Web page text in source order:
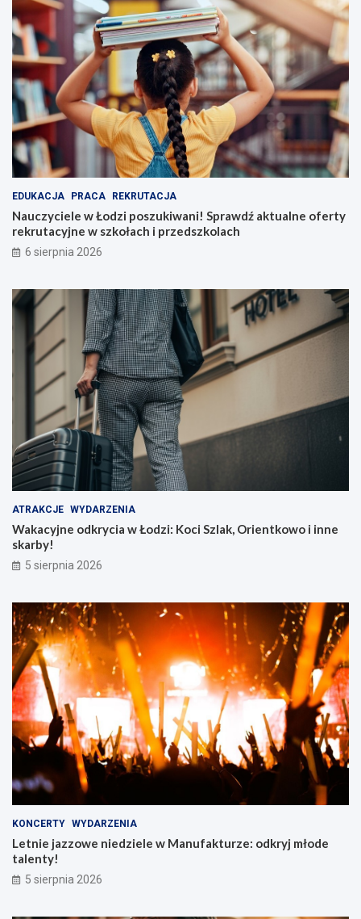
EDUKACJA PRACA REKRUTACJA
Nauczyciele w Łodzi poszukiwani! Sprawdź aktualne oferty
rekrutacyjne w szkołach i przedszkolach
6 sierpnia 2026
ATRAKCJE WYDARZENIA
Wakacyjne odkrycia w Łodzi: Koci Szlak, Orientkowo i inne
skarby!
5 sierpnia 2026
KONCERTY WYDARZENIA
Letnie jazzowe niedziele w Manufakturze: odkryj młode
talenty!
5 sierpnia 2026